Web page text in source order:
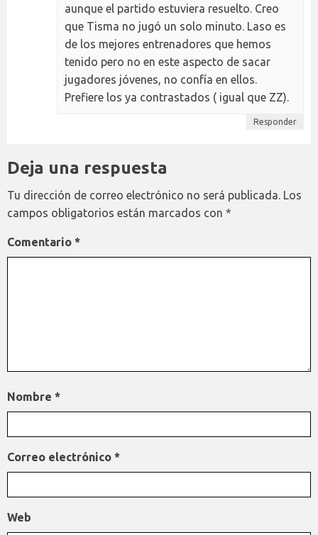
aunque el partido estuviera resuelto. Creo
que Tisma no jugó un solo minuto. Laso es
de los mejores entrenadores que hemos
tenido pero no en este aspecto de sacar
jugadores jóvenes, no confía en ellos.
Prefiere los ya contrastados ( igual que ZZ).
Responder
Deja una respuesta
Tu dirección de correo electrónico no será publicada. Los
campos obligatorios están marcados con *
Comentario *
Nombre *
Correo electrónico *
Web